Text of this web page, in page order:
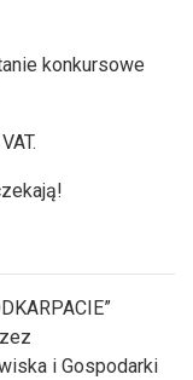
konkursowe
i Gospodarki